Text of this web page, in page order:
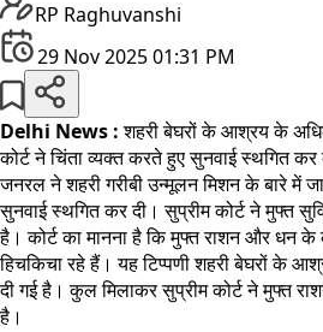
RP Raghuvanshi
29 Nov 2025 01:31 PM
Delhi News :शहरी बेघरों के आश्रय के
कोर्ट ने चिंता व्यक्त करते हुए सुनवाई स्थगित कर
जनरल ने शहरी गरीबी उन्मूलन मिशन के बारे में
सुनवाई स्थगित कर दी। सुप्रीम कोर्ट ने मुफ्त
है। कोर्ट का मानना है कि मुफ्त राशन और धन
हिचकिचा रहे हैं। यह टिप्पणी शहरी बेघरों के
दी गई है। कुल मिलाकर सुप्रीम कोर्ट ने मुफ्त
है।